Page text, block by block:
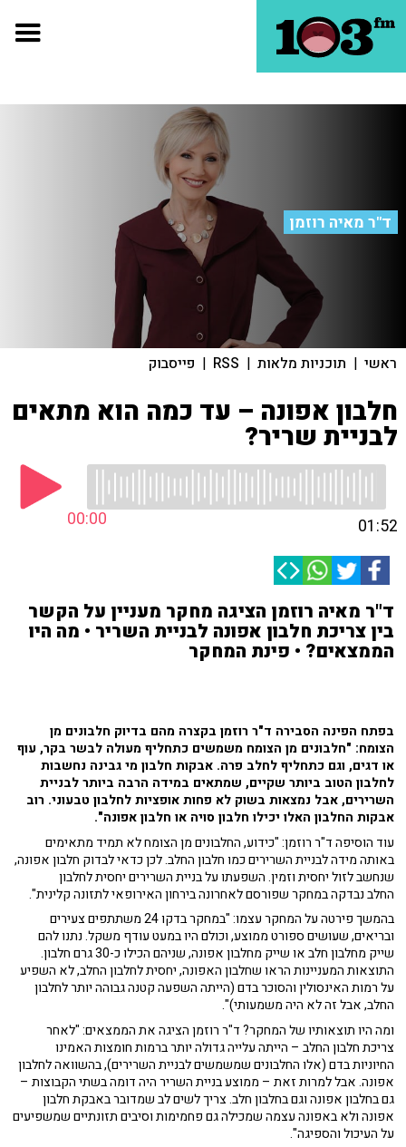
ד"ר מאיה רוזמן
ראשי | תוכניות מלאות |
RSS
| פייסבוק
חלבון אפונה – עד כמה הוא מתאים
לבניית שריר?
00:00 01:52
ד"ר מאיה רוזמן הציגה מחקר מעניין על הקשר
בין צריכת חלבון אפונה לבניית השריר • מה היו
הממצאים? • פינת המחקר
בפתח הפינה הסבירה ד"ר רוזמן בקצרה מהם בדיוק חלבונים מן
הצומח: "חלבונים מן הצומח משמשים כתחליף מעולה לבשר בקר, עוף
או דגים, וגם כתחליף לחלב פרה. אבקות חלבון מי גבינה נחשבות
לחלבון הטוב ביותר שקיים, שמתאים במידה הרבה ביותר לבניית
השרירים, אבל נמצאות בשוק לא פחות אופציות לחלבון טבעוני. רוב
אבקות החלבון האלו יכילו חלבון סויה או חלבון אפונה".
עוד הוסיפה ד"ר רוזמן: "כידוע, החלבונים מן הצומח לא תמיד מתאימים
באותה מידה לבניית השרירים כמו חלבון החלב. לכן כדאי לבדוק חלבון אפונה,
שנחשב לזול יחסית וזמין. השפעתו על בניית השרירים יחסית לחלבון
החלב נבדקה במחקר שפורסם לאחרונה בירחון האירופאי לתזונה קלינית".
בהמשך פירטה על המחקר עצמו: "במחקר בדקו 24 משתתפים צעירים
ובריאים, שעושים ספורט ממוצע, וכולם היו במעט עודף משקל. נתנו להם
שייק מחלבון חלב או שייק מחלבון אפונה, שניהם הכילו כ-30 גרם חלבון.
התוצאות המעניינות הראו שחלבון האפונה, יחסית לחלבון החלב, לא השפיע
על רמות האינסולין והסוכר בדם (הייתה השפעה קטנה גבוהה יותר לחלבון
החלב, אבל זה לא היה משמעותי)".
ומה היו תוצאותיו של המחקר? ד"ר רוזמן הציגה את הממצאים: "לאחר
צריכת חלבון החלב – הייתה עלייה גדולה יותר ברמות חומצות האמינו
החיוניות בדם (אלו החלבונים שמשמשים לבניית השרירים), בהשוואה לחלבון
אפונה. אבל למרות זאת – ממוצע בניית השריר היה דומה בשתי הקבוצות –
גם בחלבון אפונה וגם בחלבון חלב. צריך לשים לב שמדובר באבקת חלבון
אפונה ולא באפונה עצמה שמכילה גם פחמימות וסיבים תזונתיים שמשפיעים
על העיכול והספיגה".